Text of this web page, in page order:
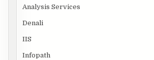
Analysis Services
Denali
IIS
Infopath